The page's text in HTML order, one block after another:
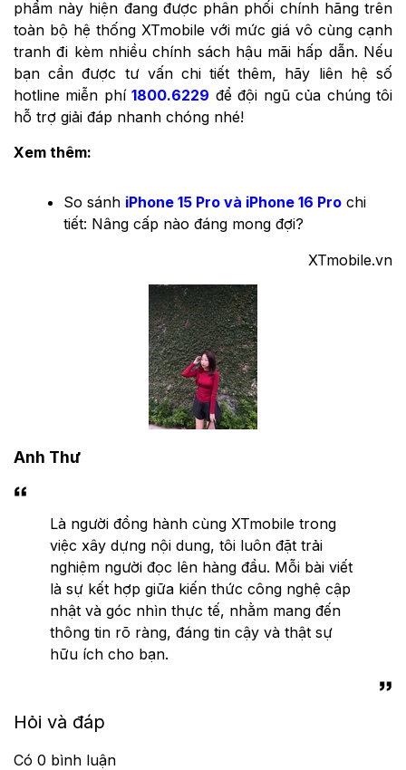
phẩm này hiện đang được phân phối chính hãng trên
toàn bộ hệ thống XTmobile với mức giá vô cùng cạnh
tranh đi kèm nhiều chính sách hậu mãi hấp dẫn. Nếu
bạn cần được tư vấn chi tiết thêm, hãy liên hệ số
hotline miễn phí1800.6229 để đội ngũ của chúng tôi
hỗ trợ giải đáp nhanh chóng nhé!
Xem thêm:
So sánh iPhone 15 Pro và iPhone 16 Pro chi
tiết: Nâng cấp nào đáng mong đợi?
XTmobile.vn
Anh Thư
Là người đồng hành cùng XTmobile trong
việc xây dựng nội dung, tôi luôn đặt trải
nghiệm người đọc lên hàng đầu. Mỗi bài viết
là sự kết hợp giữa kiến thức công nghệ cập
nhật và góc nhìn thực tế, nhằm mang đến
thông tin rõ ràng, đáng tin cậy và thật sự
hữu ích cho bạn.
Hỏi và đáp
Có 0 bình luận